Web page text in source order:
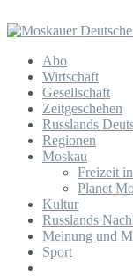
Abo
Wirtschaft
Gesellschaft
Zeitgeschehen
Russlands
Regionen
Moskau
Freizeit
Planet
Kultur
Russlands
Meinung und
Sport